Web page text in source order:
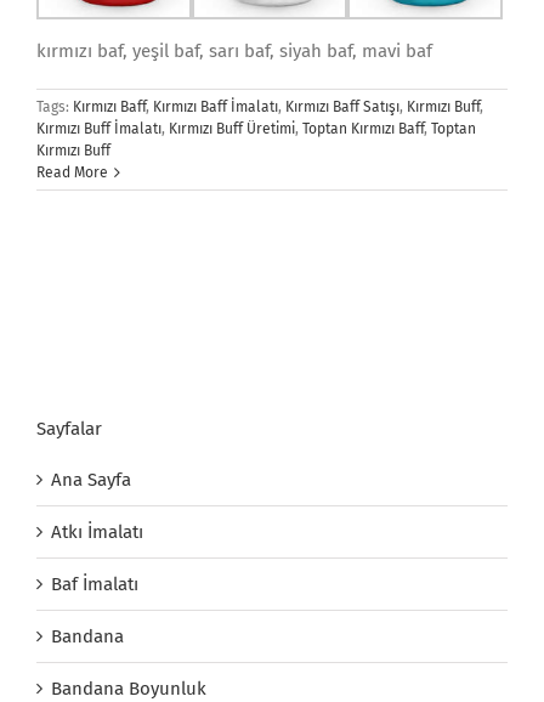
kırmızı baf, yeşil baf, sarı baf, siyah baf, mavi baf
Tags: Kırmızı Baff, Kırmızı Baff İmalatı, Kırmızı Baff Satışı, Kırmızı Buff,
Kırmızı Buff İmalatı, Kırmızı Buff Üretimi, Toptan Kırmızı Baff, Toptan
Kırmızı Buff
Read More
Sayfalar
Ana Sayfa
Atkı İmalatı
Baf İmalatı
Bandana
Bandana Boyunluk